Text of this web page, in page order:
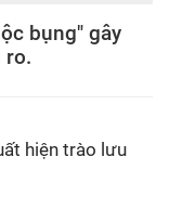
bụng" gây
ro.
hiện trào lưu